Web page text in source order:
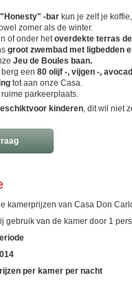
-bar kun je zelf je
zomer als de winter.
of onder hetoverdekte terras de
groot zwembad met ligbedden
Jeu de Boules baan.
een 80 olijf -, vijgen -,
tot aan onze Casa.
ruime parkeerplaats.
voor kinderen, dit wil niet
kamerprijzen van Casa Don
gebruik van de kamer door 1
per kamer per nacht